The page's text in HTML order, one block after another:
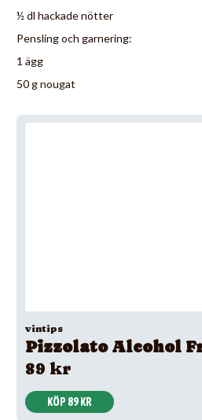
½ dl hackade nötter
Pensling och garnering:
1 ägg
50 g nougat
vintips
Pizzolato Alcohol
89 kr
KÖP 89 KR